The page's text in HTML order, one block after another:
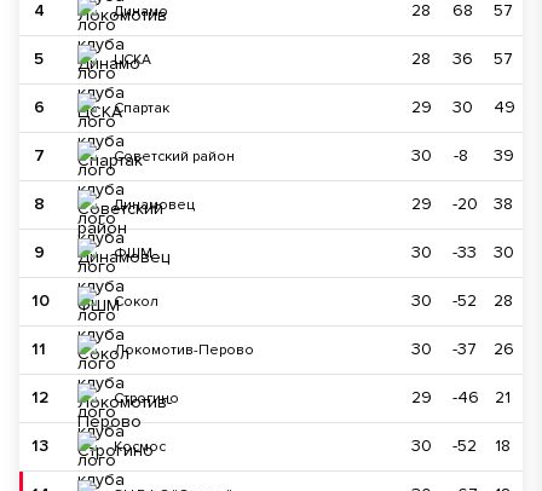
4 Динамо 28 68 57
5 ЦСКА 28 36 57
6 Спартак 29 30 49
7 Советский район 30 -8 39
8 Динамовец 29 -20 38
9 ФШМ 30 -33 30
10 Сокол 30 -52 28
11 Локомотив-Перово 30 -37 26
12 Строгино 29 -46 21
13 Космос 30 -52 18